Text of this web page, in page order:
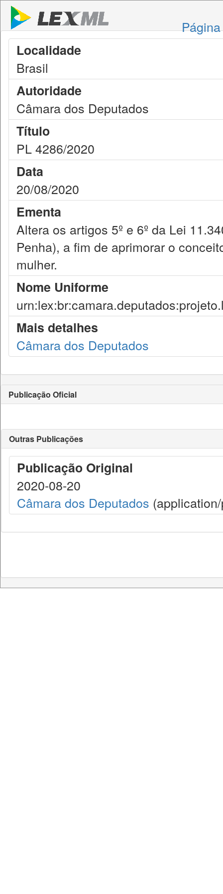
Localidade
Brasil
Autoridade
Câmara dos Deputados
Título
PL 4286/2020
Data
20/08/2020
Ementa
Altera os artigos 5º e 6º da Lei
Penha), a fim de aprimorar o
mulher.
Nome Uniforme
Mais detalhes
Câmara dos Deputados
Publicação Oficial
Outras Publicações
Publicação Original
2020-08-20
Câmara dos Deputados